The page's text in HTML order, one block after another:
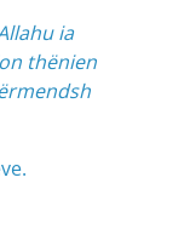
ia
thënien